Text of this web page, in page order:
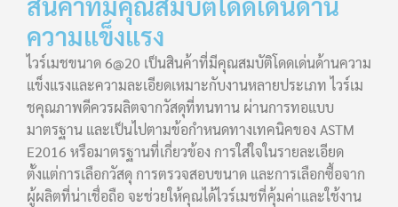
ความแข็งแรง
ไวร์เมชขนาด 6@20 เป็นสินค้าที่มีคุณสมบัติโดดเด่นด้านความ
แข็งแรงและความละเอียดเหมาะกับงานหลายประเภท ไวร์เม
ชคุณภาพดีควรผลิตจากวัสดุที่ทนทาน ผ่านการทอแบบ
มาตรฐาน และเป็นไปตามข้อกำหนดทางเทคนิคของ ASTM
E2016 หรือมาตรฐานที่เกี่ยวข้อง การใส่ใจในรายละเอียด
ตั้งแต่การเลือกวัสดุ การตรวจสอบขนาด และการเลือกซื้อจาก
ผู้ผลิตที่น่าเชื่อถือ จะช่วยให้คุณได้ไวร์เมชที่คุ้มค่าและใช้งาน